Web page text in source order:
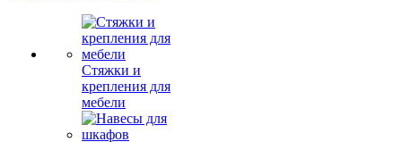
Стяжки и
крепления для
мебели